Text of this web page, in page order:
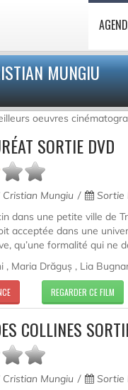
MUNGIU
oeuvres
SORTIE DVD
Cristian Mungiu Sortie
dans une petite ville de
acceptée dans une
qu’une formalité qui ne
Maria Drăguș , Lia
REGARDER CE FILM
COLLINES
Cristian Mungiu Sortie